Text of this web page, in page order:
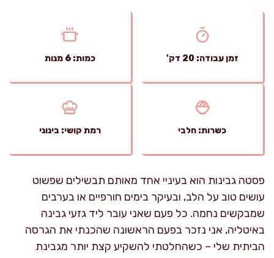
זמן עבודה: 20 דק' כמות: 6 מנות
כשרות: חלבי רמת קושי: בינוני
פסטה גבינות הוא בעיניי אחד מאותם תבשילים שפשוט
עושים טוב על הלב, ובעיקר בימים חורפיים או בערבים
שמבקשים נחמה. כל פעם שאני עובר ליד גזעי גבינה
באיטליה, אני נזכר בפעם הראשונה שהכנתי את הגרסה
הביתית שלי – כשהחלטתי להשקיע קצת יותר מגבינת